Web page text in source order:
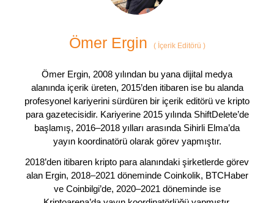
Ömer Ergin (İçerik Editörü )
Ömer Ergin, 2008 yılından bu yana dijital medya
alanında içerik üreten, 2015’den itibaren ise bu alanda
profesyonel kariyerini sürdüren bir içerik editörü ve kripto
para gazetecisidir. Kariyerine 2015 yılında ShiftDelete’de
başlamış, 2016–2018 yılları arasında Sihirli Elma’da
yayın koordinatörü olarak görev yapmıştır.
2018’den itibaren kripto para alanındaki şirketlerde görev
alan Ergin, 2018–2021 döneminde Coinkolik, BTCHaber
ve Coinbilgi’de, 2020–2021 döneminde ise